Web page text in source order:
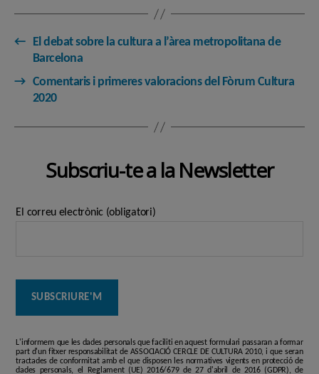
←
El debat sobre la cultura a l’àrea metropolitana de
Barcelona
→ Comentaris i primeres valoracions del Fòrum Cultura
2020
Subscriu-te a la Newsletter
El correu electrònic (obligatori)
L'informem que les dades personals que faciliti en aquest formulari passaran a formar
part d'un fitxer responsabilitat de ASSOCIACIÓ CERCLE DE CULTURA 2010, i que seran
tractades de conformitat amb el que disposen les normatives vigents en protecció de
dades personals, el Reglament (UE) 2016/679 de 27 d'abril de 2016 (GDPR), de